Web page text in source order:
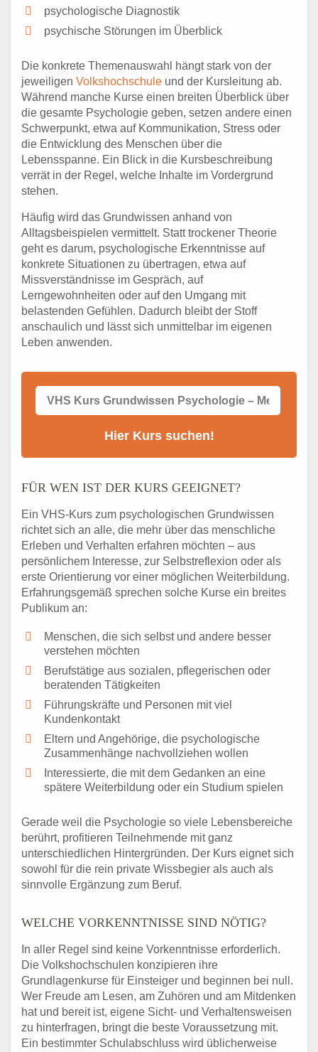
psychologische Diagnostik
psychische Störungen im Überblick
Die konkrete Themenauswahl hängt stark von der
jeweiligen Volkshochschule und der Kursleitung ab.
Während manche Kurse einen breiten Überblick über
die gesamte Psychologie geben, setzen andere einen
Schwerpunkt, etwa auf Kommunikation, Stress oder
die Entwicklung des Menschen über die
Lebensspanne. Ein Blick in die Kursbeschreibung
verrät in der Regel, welche Inhalte im Vordergrund
stehen.
Häufig wird das Grundwissen anhand von
Alltagsbeispielen vermittelt. Statt trockener Theorie
geht es darum, psychologische Erkenntnisse auf
konkrete Situationen zu übertragen, etwa auf
Missverständnisse im Gespräch, auf
Lerngewohnheiten oder auf den Umgang mit
belastenden Gefühlen. Dadurch bleibt der Stoff
anschaulich und lässt sich unmittelbar im eigenen
Leben anwenden.
FÜR WEN IST DER KURS GEEIGNET?
Ein VHS-Kurs zum psychologischen Grundwissen
richtet sich an alle, die mehr über das menschliche
Erleben und Verhalten erfahren möchten – aus
persönlichem Interesse, zur Selbstreflexion oder als
erste Orientierung vor einer möglichen Weiterbildung.
Erfahrungsgemäß sprechen solche Kurse ein breites
Publikum an:
Menschen, die sich selbst und andere besser
verstehen möchten
Berufstätige aus sozialen, pflegerischen oder
beratenden Tätigkeiten
Führungskräfte und Personen mit viel
Kundenkontakt
Eltern und Angehörige, die psychologische
Zusammenhänge nachvollziehen wollen
Interessierte, die mit dem Gedanken an eine
spätere Weiterbildung oder ein Studium spielen
Gerade weil die Psychologie so viele Lebensbereiche
berührt, profitieren Teilnehmende mit ganz
unterschiedlichen Hintergründen. Der Kurs eignet sich
sowohl für die rein private Wissbegier als auch als
sinnvolle Ergänzung zum Beruf.
WELCHE VORKENNTNISSE SIND NÖTIG?
In aller Regel sind keine Vorkenntnisse erforderlich.
Die Volkshochschulen konzipieren ihre
Grundlagenkurse für Einsteiger und beginnen bei null.
Wer Freude am Lesen, am Zuhören und am Mitdenken
hat und bereit ist, eigene Sicht- und Verhaltensweisen
zu hinterfragen, bringt die beste Voraussetzung mit.
Ein bestimmter Schulabschluss wird üblicherweise